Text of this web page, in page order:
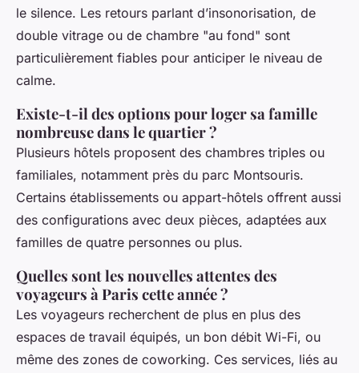
le silence. Les retours parlant d’insonorisation, de
double vitrage ou de chambre "au fond" sont
particulièrement fiables pour anticiper le niveau de
calme.
Existe-t-il des options pour loger sa famille
nombreuse dans le quartier ?
Plusieurs hôtels proposent des chambres triples ou
familiales, notamment près du parc Montsouris.
Certains établissements ou appart-hôtels offrent aussi
des configurations avec deux pièces, adaptées aux
familles de quatre personnes ou plus.
Quelles sont les nouvelles attentes des
voyageurs à Paris cette année ?
Les voyageurs recherchent de plus en plus des
espaces de travail équipés, un bon débit Wi-Fi, ou
même des zones de coworking. Ces services, liés au